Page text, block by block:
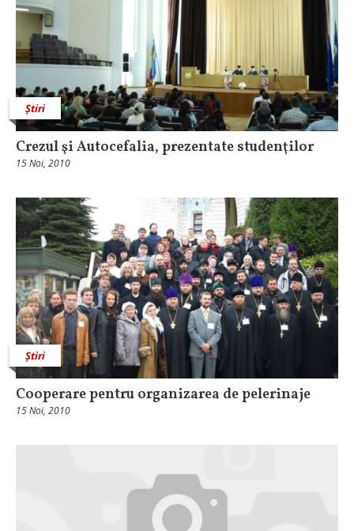
Știri
Crezul şi Autocefalia, prezentate studenţilor
15 Noi, 2010
Știri
Cooperare pentru organizarea de pelerinaje
15 Noi, 2010